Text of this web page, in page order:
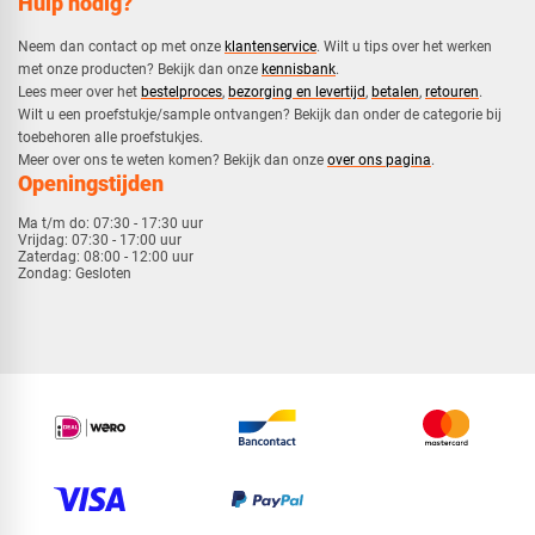
Neem dan contact op met onze klantenservice. Wilt u tips over het werken
met onze producten? Bekijk dan onze kennisbank.
​Lees meer over het bestelproces, bezorging en levertijd, betalen, retouren.​
​Wilt u een proefstukje/sample ontvangen? Bekijk dan onder de categorie bij
toebehoren alle proefstukjes.
​​Meer over ons te weten komen? Bekijk dan onze over ons pagina.
Openingstijden
Ma t/m do: 07:30 - 17:30 uur
Vrijdag: 07:30 - 17:00 uur
Zaterdag: 08:00 - 12:00 uur
Zondag: Gesloten